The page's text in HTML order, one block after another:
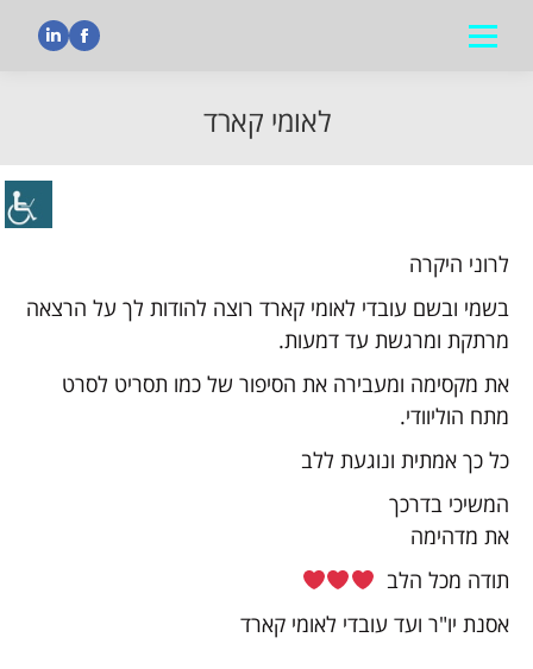
לאומי קארד
לרוני היקרה
בשמי ובשם עובדי לאומי קארד רוצה להודות לך על הרצאה
מרתקת ומרגשת עד דמעות.
את מקסימה ומעבירה את הסיפור של כמו תסריט לסרט
מתח הוליוודי.
כל כך אמתית ונוגעת ללב
המשיכי בדרכך
את מדהימה
תודה מכל הלב
אסנת יו"ר ועד עובדי לאומי קארד